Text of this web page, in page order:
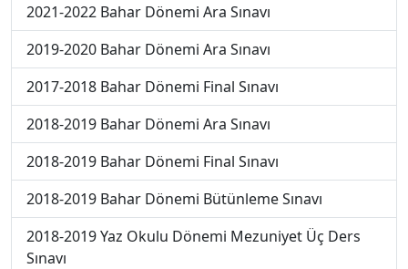
2021-2022 Bahar Dönemi Ara Sınavı
2019-2020 Bahar Dönemi Ara Sınavı
2017-2018 Bahar Dönemi Final Sınavı
2018-2019 Bahar Dönemi Ara Sınavı
2018-2019 Bahar Dönemi Final Sınavı
2018-2019 Bahar Dönemi Bütünleme Sınavı
2018-2019 Yaz Okulu Dönemi Mezuniyet Üç Ders
Sınavı